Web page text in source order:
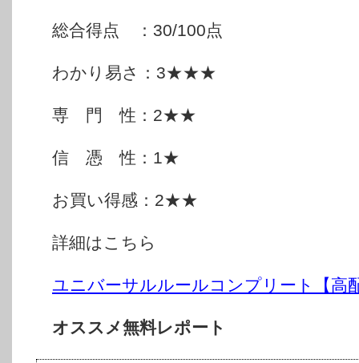
総合得点 ：30/100点
わかり易さ：3★★★
専 門 性：2★★
信 憑 性：1★
お買い得感：2★★
詳細はこちら
ユニバーサルルールコンプリート【高
オススメ無料レポート